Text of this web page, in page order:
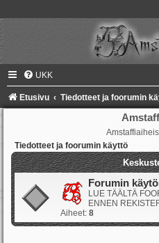
UKK
Etusivu Tiedotteet ja foorumin
Tiedotteet ja foorumin käyttö
Forumin
LUE TÄÄLTÄ
ENNEN
Aiheet: 8